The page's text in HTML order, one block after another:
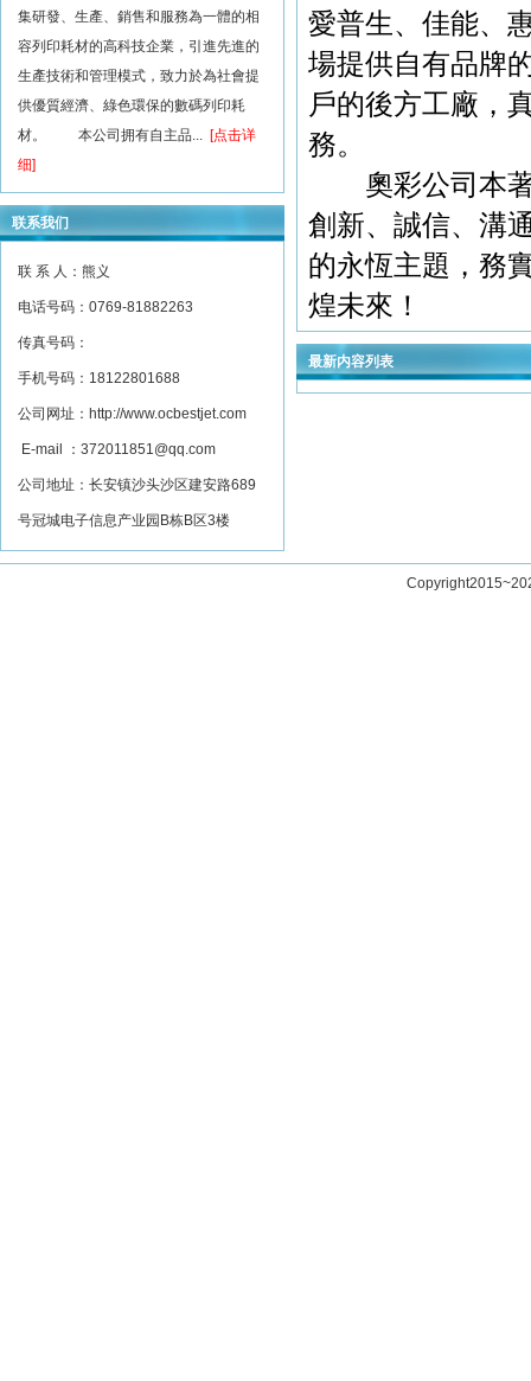
集研發、生產、銷售和服務為一體的相
容列印耗材的高科技企業，引進先進的
生產技術和管理模式，致力於為社會提
供優質經濟、綠色環保的數碼列印耗
材。 本公司拥有自主品... [点击详
细]
联系我们
联 系 人：熊义
电话号码：0769-81882263
传真号码：
手机号码：18122801688
公司网址： http://www.ocbestjet.com
E-mail ： 372011851@qq.com
公司地址：长安镇沙头沙区建安路689
号冠城电子信息产业园B栋B区3楼
愛普生、佳能、
場提供自有品牌
戶的後方工廠，
務。
奧彩公司本著"
創新、誠信、溝
的永恆主題，務
煌未來！
最新内容列表